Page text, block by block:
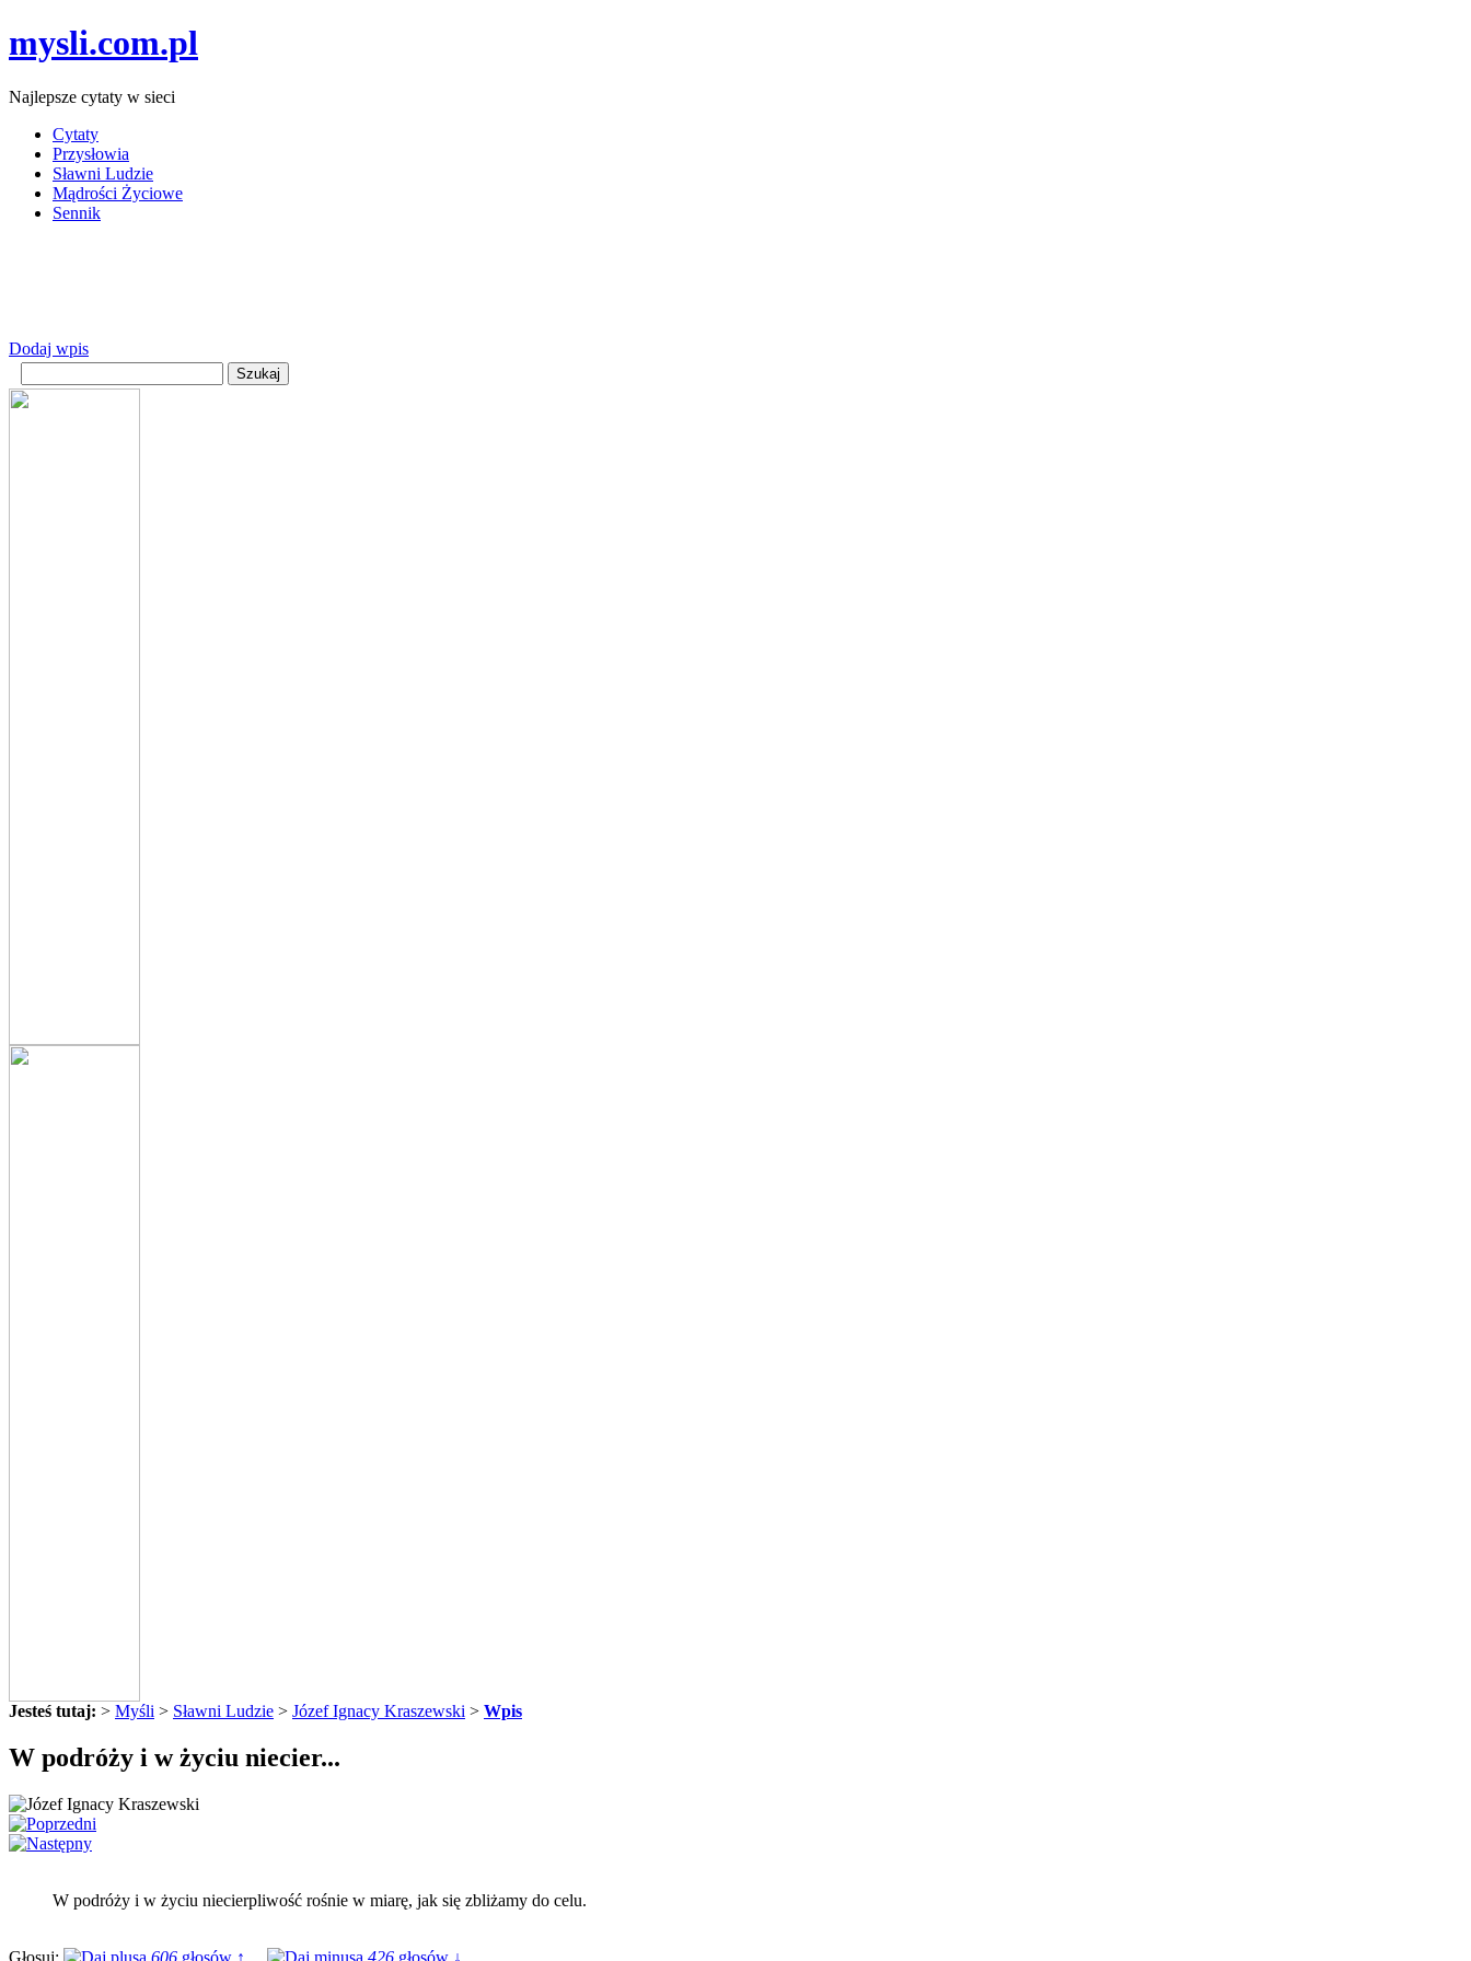
mysli.com.pl
Najlepsze cytaty w sieci
Cytaty
Przysłowia
Sławni Ludzie
Mądrości Życiowe
Sennik
Dodaj wpis
Jesteś tutaj: > Myśli > Sławni Ludzie > Józef Ignacy Kraszewski > Wpis
W podróży i w życiu niecier...
W podróży i w życiu niecierpliwość rośnie w miarę, jak się zbliżamy do celu.
Głosuj: 606 głosów ↑ 426 głosów ↓